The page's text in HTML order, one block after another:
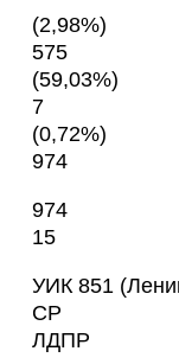
(2,98%)
575
(59,03%)
7
(0,72%)
974
974
15
УИК 851
СР
ЛДПР